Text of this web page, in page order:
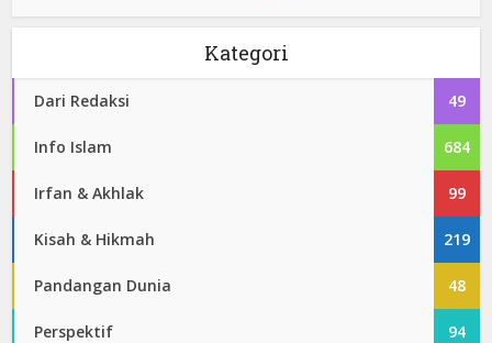
Kategori
Dari Redaksi 49
Info Islam 684
Irfan & Akhlak 99
Kisah & Hikmah 219
Pandangan Dunia 48
Perspektif 94